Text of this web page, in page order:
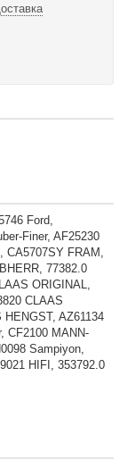
Ford,
Finer, AF25230
CA5707SY FRAM,
77382.0
ORIGINAL,
CLAAS
AZ61134
CF2100 MANN-
Sampiyon,
HIFI, 353792.0